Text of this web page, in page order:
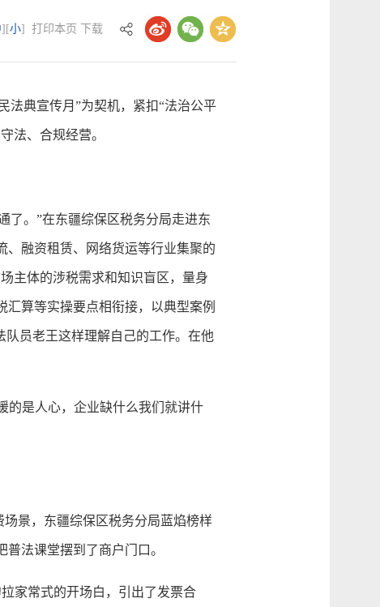
][小] 打印本页 下载
典宣传月”为契机，紧扣“法治公平
法、合规经营。
。”在东疆综保区税务分局走进东
、融资租赁、网络货运等行业集聚的
主体的涉税需求和知识盲区，量身
算等实操要点相衔接，以典型案例
队员老王这样理解自己的工作。在他
是人心，企业缺什么我们就讲什
景，东疆综保区税务分局蓝焰榜样
法课堂摆到了商户门口。
家常式的开场白，引出了发票合